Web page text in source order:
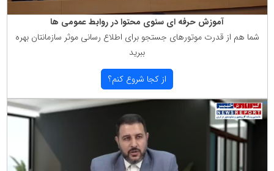
آموزش حرفه ای سئوی محتوا در روابط عمومی ها
شما هم از قدرت موتورهای جستجو برای اطلاع رسانی موثر سازمانتان بهره
ببرید
از كجا شروع كنم؟